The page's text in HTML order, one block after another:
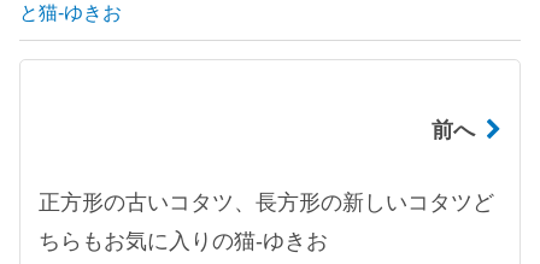
と猫-ゆきお
前へ
正方形の古いコタツ、長方形の新しいコタツど
ちらもお気に入りの猫-ゆきお